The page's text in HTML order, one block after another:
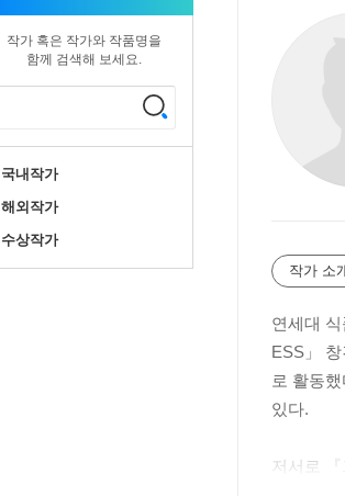
작가 혹은 작가와 작품명을
함께 검색해 보세요.
국내작가
해외작가
수상작가
작가 소
연세대
ESS」
로 활동
있다.
저서로